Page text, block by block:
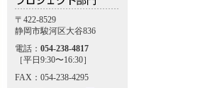
〒422-8529
静岡市駿河区大谷836
電話： 054-238-4817
［平日9:30〜16:30］
FAX：054-238-4295